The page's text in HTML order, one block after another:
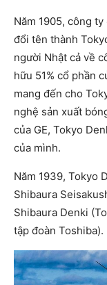
Năm 1905, công
đổi tên thành
người Nhật cả về
hữu 51% cổ phần
mang đến cho
nghệ sản xuất
của GE, Tokyo
của mình.
Năm 1939, Tokyo
Shibaura
Shibaura Denki
tập đoàn Toshiba).